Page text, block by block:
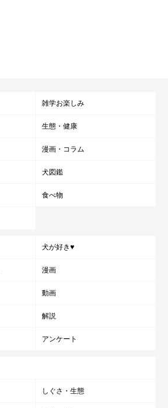
雑学お楽しみ
生態・健康
漫画・コラム
犬図鑑
食べ物
犬が好き♥
漫画
動画
解説
アンケート
しぐさ・生態